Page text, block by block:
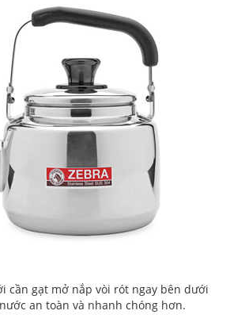
cần gạt mở nắp vòi rót ngay bên dưới
an toàn và nhanh chóng hơn.